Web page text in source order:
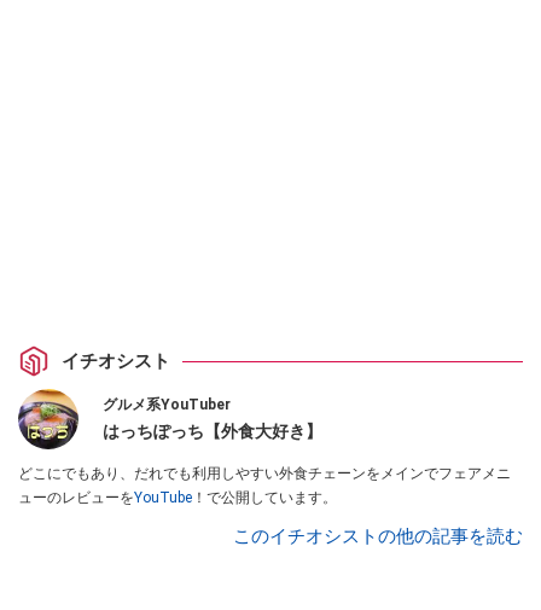
イチオシスト
グルメ系YouTuber
はっちぽっち【外食大好き】
どこにでもあり、だれでも利用しやすい外食チェーンをメインでフェアメニ
ューのレビューをYouTube ！で公開しています。
このイチオシストの他の記事を読む